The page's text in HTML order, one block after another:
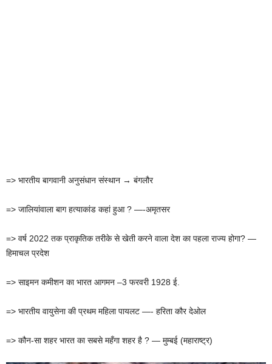
=> भारतीय बागवानी अनुसंधान संस्थान → बंगलौर
=> जालियांवाला बाग हत्याकांड कहां हुआ ? —-अमृतसर
=> वर्ष 2022 तक प्राकृतिक तरीके से खेती करने वाला देश का पहला राज्य होगा? —
हिमाचल प्रदेश
=> साइमन कमीशन का भारत आगमन –3 फरवरी 1928 ई.
=> भारतीय वायुसेना की प्रथम महिला पायलट —- हरिता कौर देओल
=> कौन-सा शहर भारत का सबसे महँगा शहर है ? — मुम्बई (महाराष्ट्र)